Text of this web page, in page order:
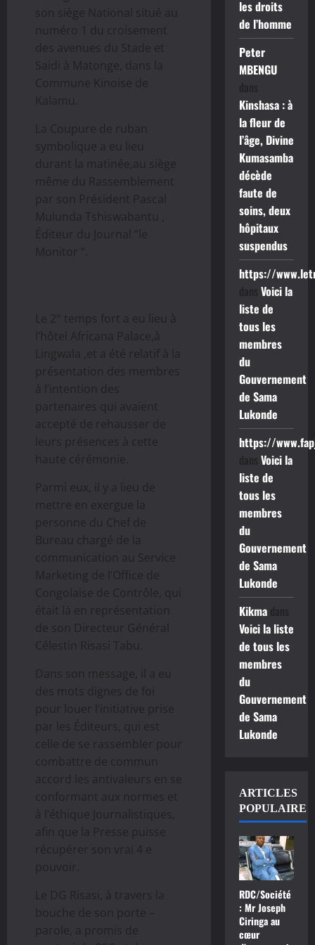
son siège National situé au
numéro 1 du croisement
des avenues du Stade et
Saidi à Matonge, dans la
Commune Kinoise de
Kalamu.
La Coupure de ruban
symbolique a eu lieu
durant la matinée,au siège
même du Rassemblement
par son Président Pascal
Mulunda Tshiswabantu ,
Éditeur du Journal “le
Monitor “.
Le 2° temps fort a eu lieu à
l’hôtel Africana Palace,à
Lingwala ,et a été relatif à la
présentation des membres
à l’intention des
partenaires qui avaient
accepté de rehausser de
leurs présences à cette
haute cérémonie.
Parmi eux, il y a lieu de
mettre en exergue la
personne du Chef de
Bureau chargé de la
communication au Service
Marketing de l’Office de
Congolaise de Contrôle, qui
était là en représentation
de son Directeur Général
Célestin Risasi Tabu.
Dans son message, il a eu
des mots dignes de foi
pour louer l’initiative prise
par les Éditeurs, qui est
celle de se rassembler pour
combattre de commun
accord les antivaleurs en se
conformant aux normes et
à l’éthique Journalistiques,
afin que la Presse puisse
récupérer son vrai 4 e
pouvoir.
Le DG Risasi, à travers la
bouche de son porte –
parole, a promis de
les droits
de l’homme
Peter
MBENGU
dans
Kinshasa : à
la fleur de
l’âge, Divine
Kumasamba
décède
faute de
soins, deux
hôpitaux
suspendus
https://
dans Voici la
liste de
tous les
membres
du
Gouvernement
de Sama
Lukonde
https://
dans Voici la
liste de
tous les
membres
du
Gouvernement
de Sama
Lukonde
Kikmadans
Voici la liste
de tous les
membres
du
Gouvernement
de Sama
Lukonde
ARTICLES
POPULAIRE
RDC/Société
: Mr Joseph
Ciringa au
cœur